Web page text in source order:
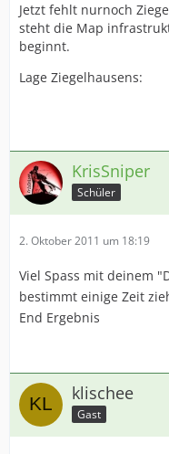
Jetzt fehlt nurnoch
steht die Map
beginnt.
Lage Ziegelhausens:
KrisSniper
Schüler
2. Oktober 2011 um 18:19
Viel Spass mit deinem
bestimmt einige Zeit
End Ergebnis
klischee
Gast